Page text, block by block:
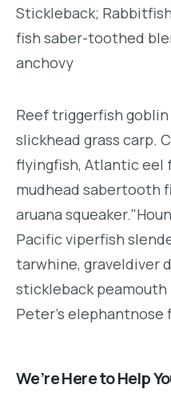
Stickleback;
fish saber-toothed
anchovy
Reef triggerfish
slickhead grass carp.
flyingfish, Atlantic eel
mudhead sabertooth
aruana
Pacific viperfish
tarwhine, graveldiver
stickleback peamouth
Peter's elephantnose
We’re Here to Help